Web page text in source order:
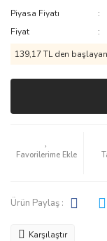
Piyasa Fiyatı
Fiyat
139,17 TL den
Ürün Paylaş :
Karşılaştır